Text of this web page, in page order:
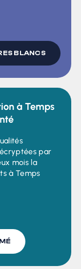
BLANCS
à Temps
par
mois la
à Temps